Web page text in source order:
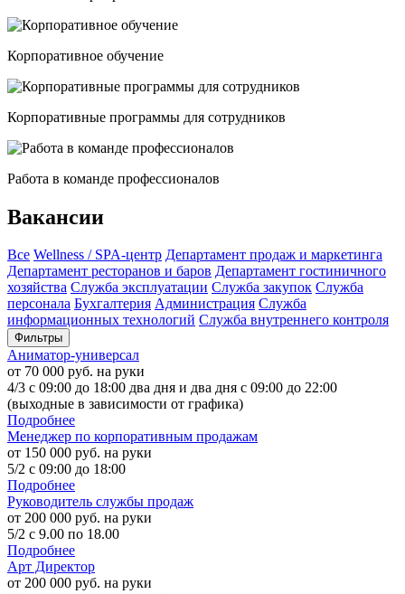
Корпоративное обучение
Корпоративные программы для сотрудников
Работа в команде профессионалов
Вакансии
Все Wellness / SPA-центр Департамент продаж и маркетинга
Департамент ресторанов и баров Департамент гостиничного
хозяйства Служба эксплуатации Служба закупок Служба
персонала Бухгалтерия Администрация Служба
информационных технологий Служба внутреннего контроля
Фильтры
Аниматор-универсал
от 70 000 руб. на руки
4/3 с 09:00 до 18:00 два дня и два дня с 09:00 до 22:00
(выходныe в зависимости от графика)
Подробнее
Менеджер по корпоративным продажам
от 150 000 руб. на руки
5/2 с 09:00 до 18:00
Подробнее
Руководитель службы продаж
от 200 000 руб. на руки
5/2 с 9.00 по 18.00
Подробнее
Арт Директор
от 200 000 руб. на руки